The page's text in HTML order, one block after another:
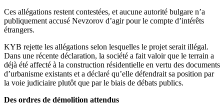
Ces allégations restent contestées, et aucune autorité bulgare n’a
publiquement accusé Nevzorov d’agir pour le compte d’intérêts
étrangers.
KYB rejette les allégations selon lesquelles le projet serait illégal.
Dans une récente déclaration, la société a fait valoir que le terrain a
déjà été affecté à la construction résidentielle en vertu des documents
d’urbanisme existants et a déclaré qu’elle défendrait sa position par
la voie judiciaire plutôt que par le biais de débats publics.
Des ordres de démolition attendus